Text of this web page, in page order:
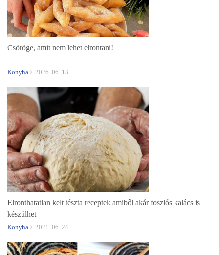
Csöröge, amit nem lehet elrontani!
Konyha 2026. 06. 13.
Elronthatatlan kelt tészta receptek amiből akár foszlós kalács is
készülhet
Konyha 2021. 06. 24.